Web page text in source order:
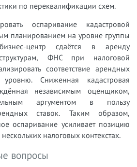
по переквалификации схем.
оспаривание кадастровой
планированием на уровне группы
центр сдаётся в аренду
ФНС при налоговой
соответствие арендных
Сниженная кадастровая
независимым оценщиком,
аргументом в пользу
ставок. Таким образом,
оспаривание усиливает позицию
налоговых контекстах.
вопросы